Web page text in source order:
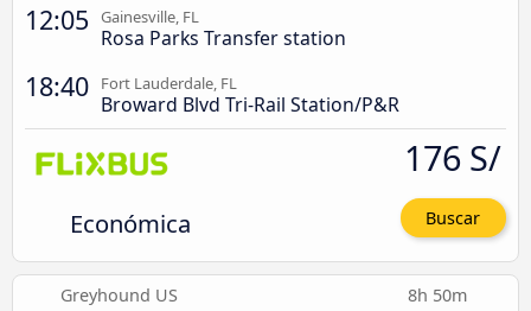
12:05 Gainesville, FL
Rosa Parks Transfer station
18:40 Fort Lauderdale, FL
Broward Blvd Tri-Rail Station/P&R
Económica
176 S/
Buscar
Greyhound US 8h 50m